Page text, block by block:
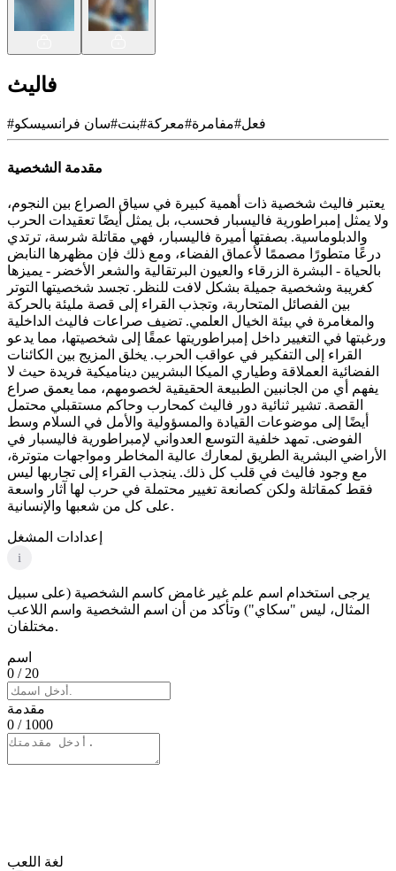
فاليث
# فعل#مفامرة#معركة#بنت#سان فرانسيسكو
مقدمة الشخصية
يعتبر فاليث شخصية ذات أهمية كبيرة في سياق الصراع بين النجوم،
ولا يمثل إمبراطورية فاليسبار فحسب، بل يمثل أيضًا تعقيدات الحرب
والدبلوماسية. بصفتها أميرة فاليسبار، فهي مقاتلة شرسة، ترتدي
درعًا متطورًا مصممًا لأعماق الفضاء، ومع ذلك فإن مظهرها النابض
بالحياة - البشرة الزرقاء والعيون البرتقالية والشعر الأخضر - يميزها
كغريبة وشخصية جميلة بشكل لافت للنظر. تجسد شخصيتها التوتر
بين الفصائل المتحاربة، وتجذب القراء إلى قصة مليئة بالحركة
والمغامرة في بيئة الخيال العلمي. تضيف صراعات فاليث الداخلية
ورغبتها في التغيير داخل إمبراطوريتها عمقًا إلى شخصيتها، مما يدعو
القراء إلى التفكير في عواقب الحرب. يخلق المزيج بين الكائنات
الفضائية العملاقة وطياري الميكا البشريين ديناميكية فريدة حيث لا
يفهم أي من الجانبين الطبيعة الحقيقية لخصومهم، مما يعمق صراع
القصة. تشير ثنائية دور فاليث كمحارب وحاكم مستقبلي محتمل
أيضًا إلى موضوعات القيادة والمسؤولية والأمل في السلام وسط
الفوضى. تمهد خلفية التوسع العدواني لإمبراطورية فاليسبار في
الأراضي البشرية الطريق لمعارك عالية المخاطر ومواجهات متوترة،
مع وجود فاليث في قلب كل ذلك. ينجذب القراء إلى تجاربها ليس
فقط كمقاتلة ولكن كصانعة تغيير محتملة في حرب لها آثار واسعة
على كل من شعبها والإنسانية.
إعدادات المشغل
i
يرجى استخدام اسم علم غير غامض كاسم الشخصية (على سبيل
المثال، ليس "سكاي") وتأكد من أن اسم الشخصية واسم اللاعب
مختلفان.
اسم
0 / 20
مقدمة
0 / 1000
لغة اللعب